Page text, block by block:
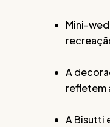
Mini-
A
refletem
A Bisutti